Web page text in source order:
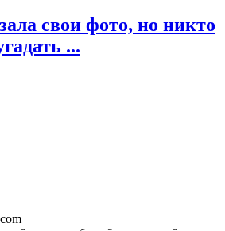
свои фото, но никто
...